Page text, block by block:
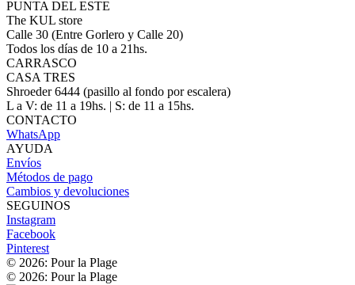
PUNTA DEL ESTE
The KUL store
Calle 30 (Entre Gorlero y Calle 20)
Todos los días de 10 a 21hs.
CARRASCO
CASA TRES
Shroeder 6444 (pasillo al fondo por escalera)
L a V: de 11 a 19hs. | S: de 11 a 15hs.
CONTACTO
WhatsApp
AYUDA
Envíos
Métodos de pago
Cambios y devoluciones
SEGUINOS
Instagram
Facebook
Pinterest
© 2026: Pour la Plage
© 2026: Pour la Plage